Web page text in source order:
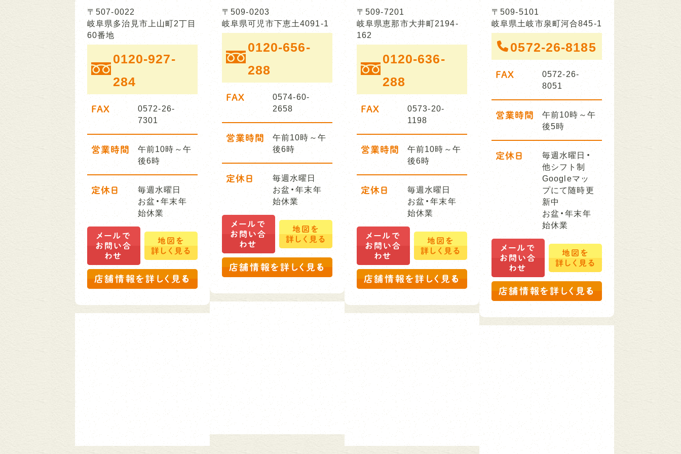
〒507-0022
岐阜県多治見市上山町2丁目
60番地
0120-927-
284
FAX
0572-26-
7301
営業時間
午前10時～午
後6時
定休日
毎週水曜日
お盆・年末年
始休業
メールで
お問い合
わせ
地図を
詳しく見る
店舗情報を詳しく見る
〒509-0203
岐阜県可児市下恵土4091-1
0120-656-
288
FAX
0574-60-
2658
営業時間
午前10時～午
後6時
定休日
毎週水曜日
お盆・年末年
始休業
メールで
お問い合
わせ
地図を
詳しく見る
店舗情報を詳しく見る
〒509-7201
岐阜県恵那市大井町2194-
162
0120-636-
288
FAX
0573-20-
1198
営業時間
午前10時～午
後6時
定休日
毎週水曜日
お盆・年末年
始休業
メールで
お問い合
わせ
地図を
詳しく見る
店舗情報を詳しく見る
〒509-5101
岐阜県土岐市泉町河合845-1
0572-26-8185
FAX
0572-26-
8051
営業時間
午前10時～午
後5時
定休日
毎週水曜日・
他シフト制
Googleマッ
プにて随時更
新中
お盆・年末年
始休業
メールで
お問い合
わせ
地図を
詳しく見る
店舗情報を詳しく見る